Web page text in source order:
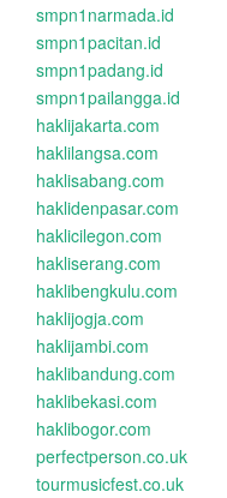
smpn1narmada.id
smpn1pacitan.id
smpn1padang.id
smpn1pailangga.id
haklijakarta.com
haklilangsa.com
haklisabang.com
haklidenpasar.com
haklicilegon.com
hakliserang.com
haklibengkulu.com
haklijogja.com
haklijambi.com
haklibandung.com
haklibekasi.com
haklibogor.com
perfectperson.co.uk
tourmusicfest.co.uk